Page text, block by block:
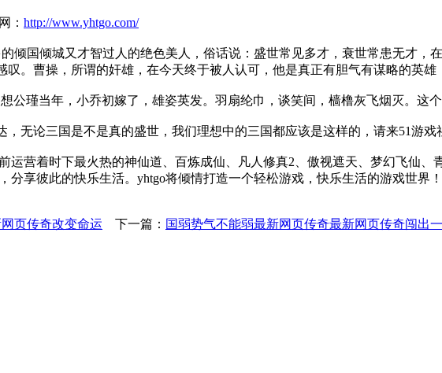
： http://www.yhtgo.com/
国倾城又才智过人的绝色美人，俗话说：盛世常见多才，衰世常患无才，
。曹操，所谓的奸雄，在今天终于被人认可，他是真正有胆气有谋略的英雄
瑾当年，小乔初嫁了，雄姿英发。羽扇纶巾，谈笑间，樯橹灰飞烟灭。这
论三国是不是真的盛世，我们理想中的三国都应该是这样的，请来51游戏
营着时下最火热的神仙道、百炼成仙、凡人修真2、傲视遮天、梦幻飞仙
分享彼此的快乐生活。yhtgo将倾情打造一个轻松游戏，快乐生活的游戏世界！
页传奇改变命运 下一篇： 国弱势气不能弱最新网页传奇最新网页传奇闯出